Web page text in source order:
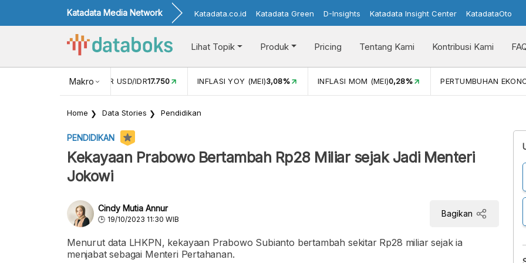
Katadata Media Network Katadata.co.id Katadata Green D-Insights Katadata Insight Center KatadataOto
Lihat Topik Produk Pricing Tentang Kami Kontribusi Kami
Makro
NILAI TUKAR USD/IDR17.750 INFLASI YOY (MEI)3,08% INFLASI MOM (MEI)0,28% PERTUMBUHAN
Home Data Stories Pendidikan
PENDIDIKAN
Kekayaan Prabowo Bertambah Rp28 Miliar sejak Jadi Menteri
Jokowi
Cindy Mutia Annur
19/10/2023 11:30 WIB
Bagikan
Menurut data LHKPN, kekayaan Prabowo Subianto bertambah sekitar Rp28 miliar sejak ia
menjabat sebagai Menteri Pertahanan.